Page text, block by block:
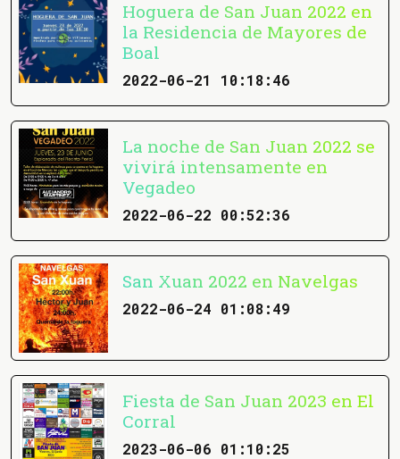
Hoguera de San Juan 2022 en
la Residencia de Mayores de
Boal
2022-06-21 10:18:46
La noche de San Juan 2022 se
vivirá intensamente en
Vegadeo
2022-06-22 00:52:36
San Xuan 2022 en Navelgas
2022-06-24 01:08:49
Fiesta de San Juan 2023 en El
Corral
2023-06-06 01:10:25